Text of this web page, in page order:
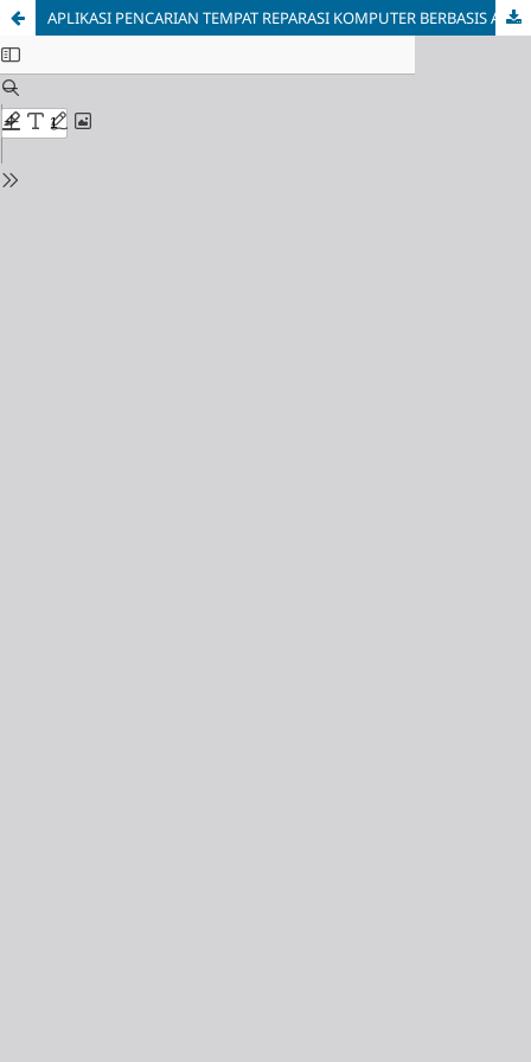
APLIKASI PENCARIAN TEMPAT REPARASI KOMPUTER BERBASIS ANDROID